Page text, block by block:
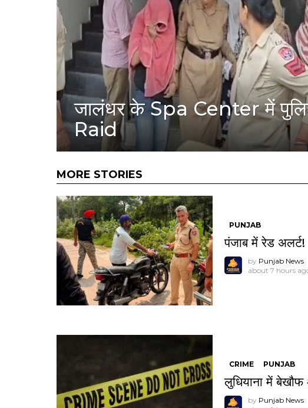
जालंधर के Spa Center में
Raid
MORE STORIES
PUNJAB
पंजाब में रेड अलर्ट!
by Punjab News
about 7 hours
CRIME PUNJAB
लुधियाना में बेखौफ
by Punjab News